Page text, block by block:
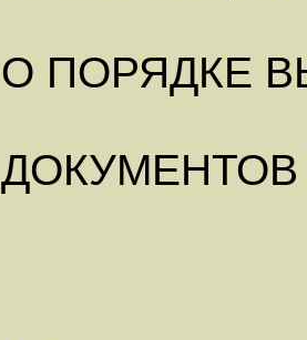
О ПОРЯДКЕ